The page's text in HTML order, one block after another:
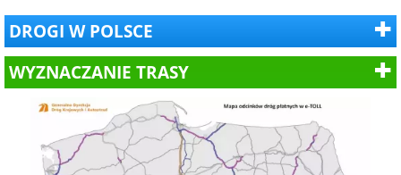
DROGI W POLSCE
WYZNACZANIE TRASY